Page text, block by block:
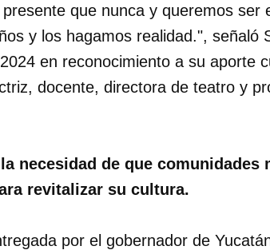
que nunca y queremos ser
y los hagamos realidad.", señaló
en reconocimiento a su aporte
docente, directora de teatro y
necesidad de que comunidades
revitalizar su cultura.
por el gobernador de